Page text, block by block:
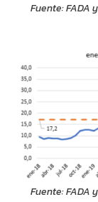
Fuente: FADA
Fuente: FADA